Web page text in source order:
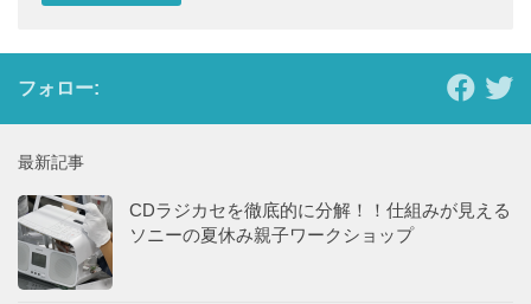
フォロー:
最新記事
CDラジカセを徹底的に分解！！仕組みが見える
ソニーの夏休み親子ワークショップ